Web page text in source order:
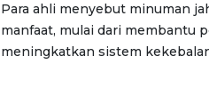
Para ahli menyebut minuman
manfaat, mulai dari membantu
meningkatkan sistem